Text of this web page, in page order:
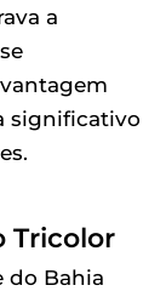
a
significativo
Tricolor
do Bahia